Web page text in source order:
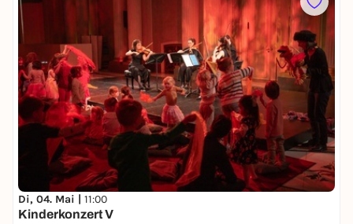
Di, 04. Mai | 11:00
Kinderkonzert V